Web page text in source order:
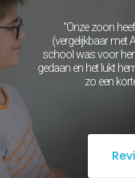
"Onze zoon
(vergelijkbaar met
school was voor
gedaan en het lukt
zo een